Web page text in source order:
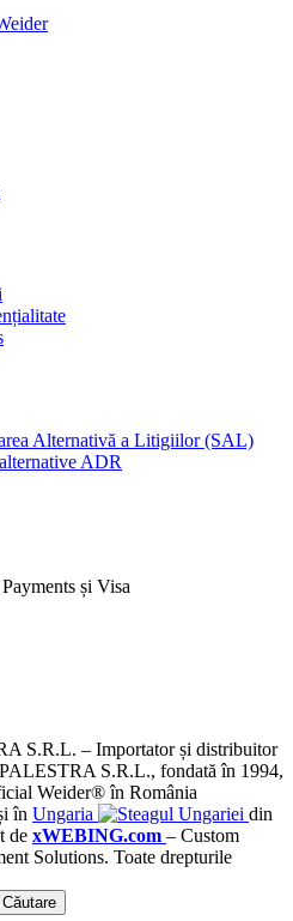
Alternativă a Litigiilor (SAL)
ADR
S.R.L. – Importator și distribuitor
S.R.L., fondată în 1994,
Weider® în România
în Ungaria
din
de xWEBING.com – Custom
Solutions. Toate drepturile
Căutare